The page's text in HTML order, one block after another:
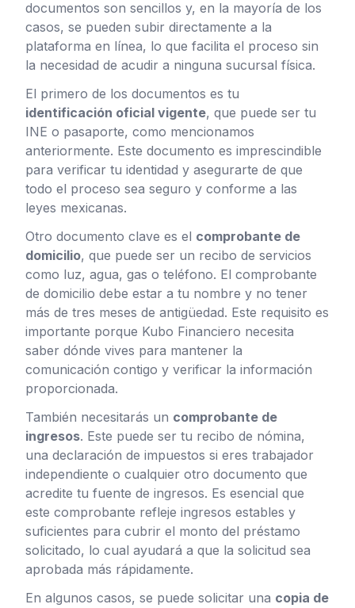
documentos son sencillos y, en la mayoría de los
casos, se pueden subir directamente a la
plataforma en línea, lo que facilita el proceso sin
la necesidad de acudir a ninguna sucursal física.
El primero de los documentos es tu
identificación oficial vigente, que puede ser tu
INE o pasaporte, como mencionamos
anteriormente. Este documento es imprescindible
para verificar tu identidad y asegurarte de que
todo el proceso sea seguro y conforme a las
leyes mexicanas.
Otro documento clave es el comprobante de
domicilio, que puede ser un recibo de servicios
como luz, agua, gas o teléfono. El comprobante
de domicilio debe estar a tu nombre y no tener
más de tres meses de antigüedad. Este requisito es
importante porque Kubo Financiero necesita
saber dónde vives para mantener la
comunicación contigo y verificar la información
proporcionada.
También necesitarás un comprobante de
ingresos. Este puede ser tu recibo de nómina,
una declaración de impuestos si eres trabajador
independiente o cualquier otro documento que
acredite tu fuente de ingresos. Es esencial que
este comprobante refleje ingresos estables y
suficientes para cubrir el monto del préstamo
solicitado, lo cual ayudará a que la solicitud sea
aprobada más rápidamente.
En algunos casos, se puede solicitar una copia de